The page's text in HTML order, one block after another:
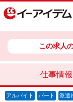
この求人
仕事情報
アルバイト パート 派遣